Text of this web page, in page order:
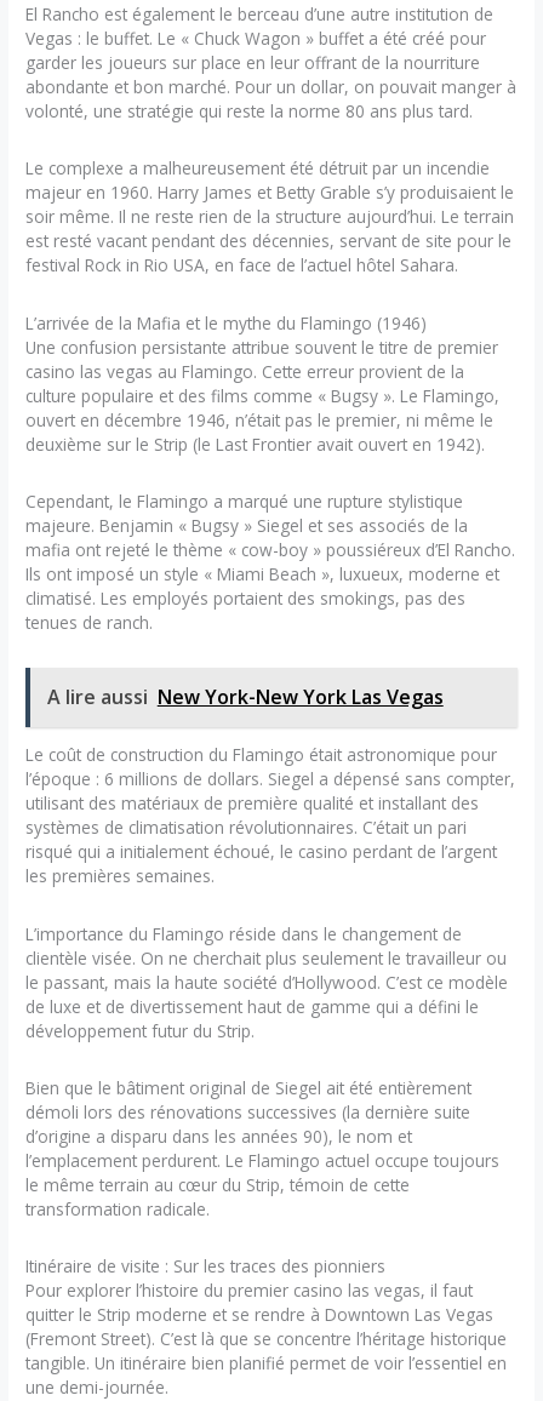
El Rancho est également le berceau d’une autre institution de
Vegas : le buffet. Le « Chuck Wagon » buffet a été créé pour
garder les joueurs sur place en leur offrant de la nourriture
abondante et bon marché. Pour un dollar, on pouvait manger à
volonté, une stratégie qui reste la norme 80 ans plus tard.
Le complexe a malheureusement été détruit par un incendie
majeur en 1960. Harry James et Betty Grable s’y produisaient le
soir même. Il ne reste rien de la structure aujourd’hui. Le terrain
est resté vacant pendant des décennies, servant de site pour le
festival Rock in Rio USA, en face de l’actuel hôtel Sahara.
L’arrivée de la Mafia et le mythe du Flamingo (1946)
Une confusion persistante attribue souvent le titre de premier
casino las vegas au Flamingo. Cette erreur provient de la
culture populaire et des films comme « Bugsy ». Le Flamingo,
ouvert en décembre 1946, n’était pas le premier, ni même le
deuxième sur le Strip (le Last Frontier avait ouvert en 1942).
Cependant, le Flamingo a marqué une rupture stylistique
majeure. Benjamin « Bugsy » Siegel et ses associés de la
mafia ont rejeté le thème « cow-boy » poussiéreux d’El Rancho.
Ils ont imposé un style « Miami Beach », luxueux, moderne et
climatisé. Les employés portaient des smokings, pas des
tenues de ranch.
A lire aussi New York-New York Las Vegas
Le coût de construction du Flamingo était astronomique pour
l’époque : 6 millions de dollars. Siegel a dépensé sans compter,
utilisant des matériaux de première qualité et installant des
systèmes de climatisation révolutionnaires. C’était un pari
risqué qui a initialement échoué, le casino perdant de l’argent
les premières semaines.
L’importance du Flamingo réside dans le changement de
clientèle visée. On ne cherchait plus seulement le travailleur ou
le passant, mais la haute société d’Hollywood. C’est ce modèle
de luxe et de divertissement haut de gamme qui a défini le
développement futur du Strip.
Bien que le bâtiment original de Siegel ait été entièrement
démoli lors des rénovations successives (la dernière suite
d’origine a disparu dans les années 90), le nom et
l’emplacement perdurent. Le Flamingo actuel occupe toujours
le même terrain au cœur du Strip, témoin de cette
transformation radicale.
Itinéraire de visite : Sur les traces des pionniers
Pour explorer l’histoire du premier casino las vegas, il faut
quitter le Strip moderne et se rendre à Downtown Las Vegas
(Fremont Street). C’est là que se concentre l’héritage historique
tangible. Un itinéraire bien planifié permet de voir l’essentiel en
une demi-journée.